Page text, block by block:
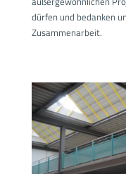
dürfen und bedanken
Zusammenarbeit.